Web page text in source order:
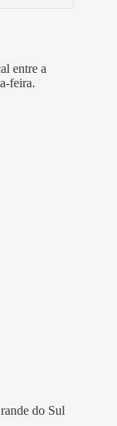
do Sul